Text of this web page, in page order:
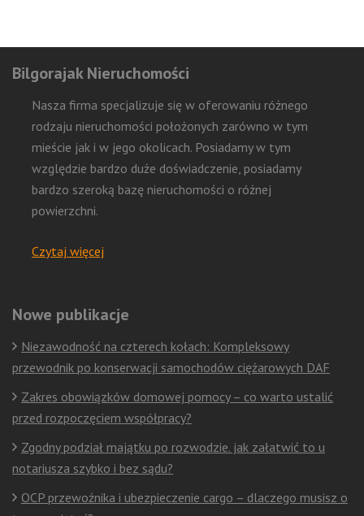
Bilgorajak Nieruchomości
Nasza firma specjalizuje się w oferowaniu różnego
rodzaju nieruchomości położonych zarówno w tym
mieście jak i w jego okolicach. Posiadamy w tym
względzie bardzo duże doświadczenie, posiadamy
bardzo szeroką bazę nieruchomości o różnej
powierzchni.
Czytaj więcej
Nowe publikacje
Niezawodność na czterech kołach: Kompleksowy
przewodnik po konserwacji samochodów ciężarowych DAF
Zakres obowiązków domowej pomocy – co warto ustalić
przed rozpoczęciem współpracy?
Zgodny podział majątku po rozwodzie. jak załatwić to u
notariusza szybko i bez sądu?
OCP przewoźnika i ubezpieczenie cargo – dlaczego musisz o